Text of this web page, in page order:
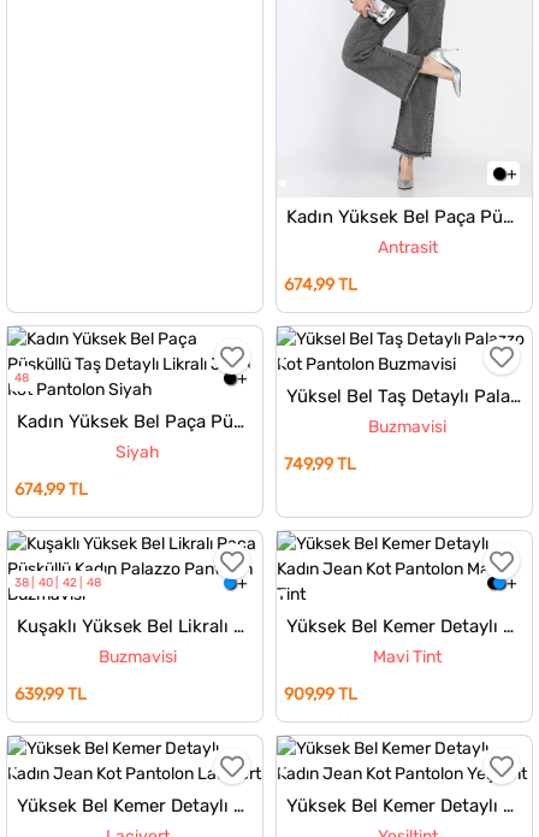
Kadın Yüksek Bel Paça Püsküllü Taş Detaylı Likralı Jean Kot Pantolon
Antrasit
674,99 TL
48
Kadın Yüksek Bel Paça Püsküllü Taş Detaylı Likralı Jean Kot Pantolon
Siyah
674,99 TL
Yüksel Bel Taş Detaylı Palazzo Kot Pantolon
Buzmavisi
749,99 TL
38 40 42 48
Kuşaklı Yüksek Bel Likralı Paça Püsküllü Kadın Palazzo Pantolon
Buzmavisi
639,99 TL
Yüksek Bel Kemer Detaylı Kadın Jean Kot Pantolon
Mavi Tint
909,99 TL
Yüksek Bel Kemer Detaylı Kadın Jean Kot Pantolon Yüksek Bel Kemer Detaylı Kadın Jean Kot Pantolon